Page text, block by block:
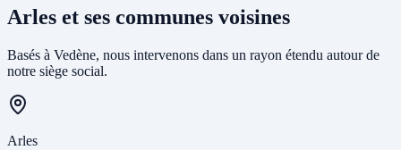
Arles et ses communes voisines
Basés à Vedène, nous intervenons dans un rayon étendu autour de
notre siège social.
Arles